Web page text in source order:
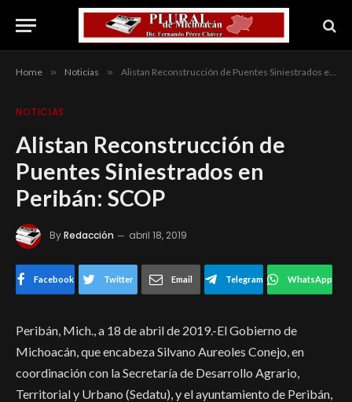
Home » Noticias » Alistan Reconstrucción de Puentes Siniestrados en Peribán: SCOP
NOTICIAS
Alistan Reconstrucción de
Puentes Siniestrados en
Peribán: SCOP
ByRedacción abril 18, 2019
Facebook Twitter Email Telegram WhatsApp
Peribán, Mich., a 18 de abril de 2019.-El Gobierno de
Michoacán, que encabeza Silvano Aureoles Conejo, en
coordinación con la Secretaría de Desarrollo Agrario,
Territorial y Urbano (Sedatu), y el ayuntamiento de Peribán,